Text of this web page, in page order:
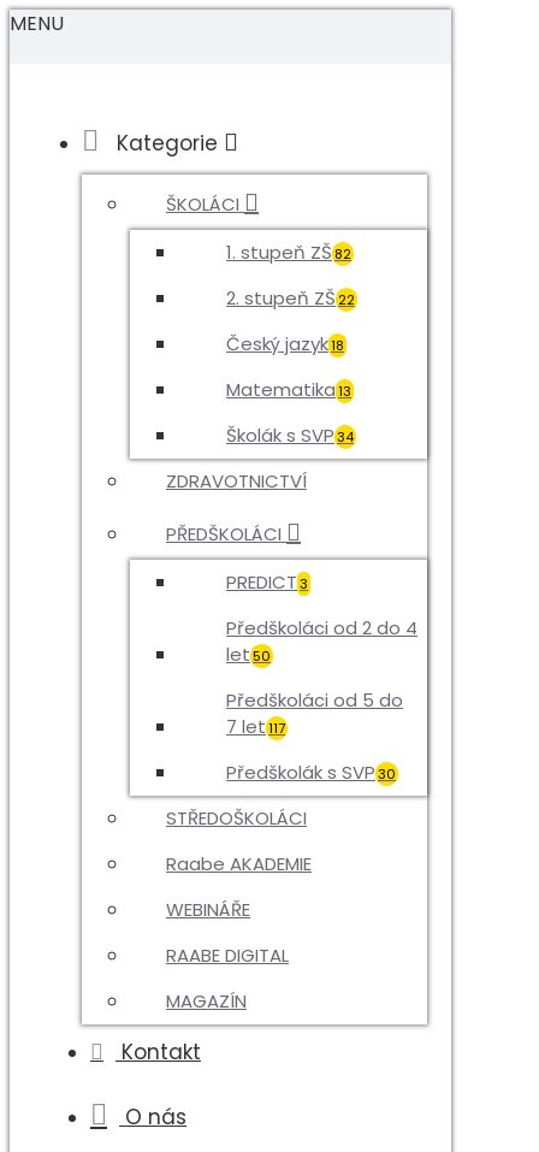
MENU
Kategorie
ŠKOLÁCI
1. stupeň ZŠ 82
2. stupeň ZŠ 22
Český jazyk18
Matematika13
Školák s SVP34
ZDRAVOTNICTVÍ
PŘEDŠKOLÁCI
PREDICT3
Předškoláci od 2 do 4
let50
Předškoláci od 5 do
7 let117
Předškolák s SVP30
STŘEDOŠKOLÁCI
Raabe AKADEMIE
WEBINÁŘE
RAABE DIGITAL
MAGAZÍN
Kontakt
O nás